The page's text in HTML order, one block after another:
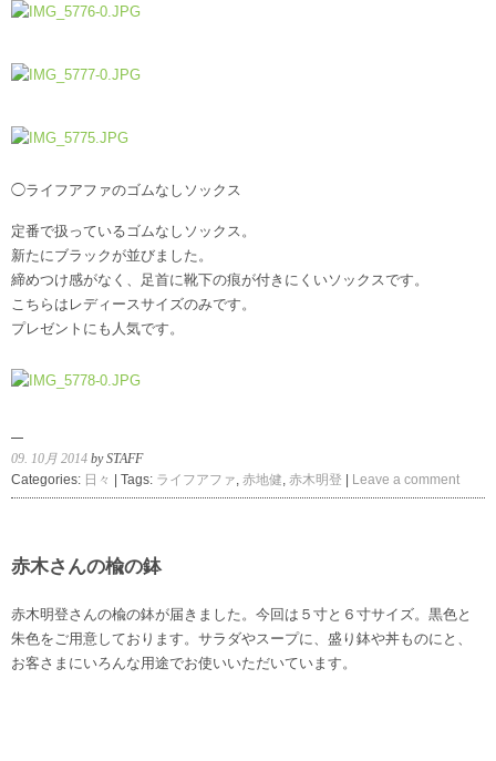
◯ライフアファのゴムなしソックス
定番で扱っているゴムなしソックス。
新たにブラックが並びました。
締めつけ感がなく、足首に靴下の痕が付きにくいソックスです。
こちらはレディースサイズのみです。
プレゼントにも人気です。
09. 10月 2014 by STAFF
Categories: 日々 | Tags: ライフアファ, 赤地健, 赤木明登 Leave a comment
赤木さんの楡の鉢
赤木明登さんの楡の鉢が届きました。今回は５寸と６寸サイズ。黒色と
朱色をご用意しております。サラダやスープに、盛り鉢や丼ものにと、
お客さまにいろんな用途でお使いいただいています。